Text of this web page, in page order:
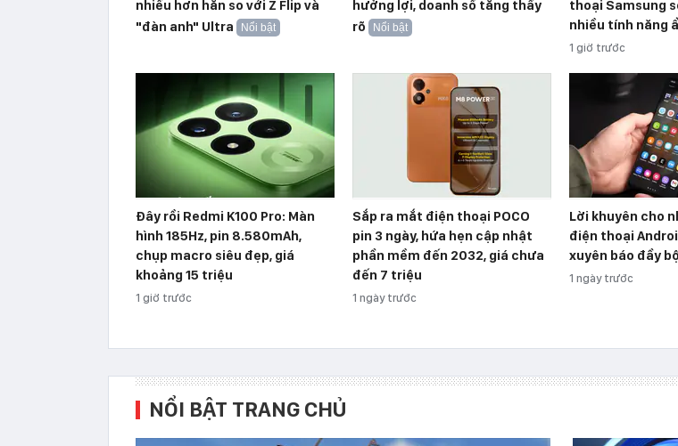
nhiều hơn hẳn so với Z Flip và
"đàn anh" Ultra
Nổi bật
hưởng lợi, doanh số tăng thấy
rõ
Nổi bật
thoại Samsung
nhiều tính năng
1 giờ trước
Đây rồi Redmi K100 Pro: Màn
hình 185Hz, pin 8.580mAh,
chụp macro siêu đẹp, giá
khoảng 15 triệu
1 giờ trước
Sắp ra mắt điện thoại POCO
pin 3 ngày, hứa hẹn cập nhật
phần mềm đến 2032, giá chưa
đến 7 triệu
1 ngày trước
Lời khuyên cho
điện thoại
xuyên báo đầy
1 ngày trước
NỔI BẬT TRANG CHỦ